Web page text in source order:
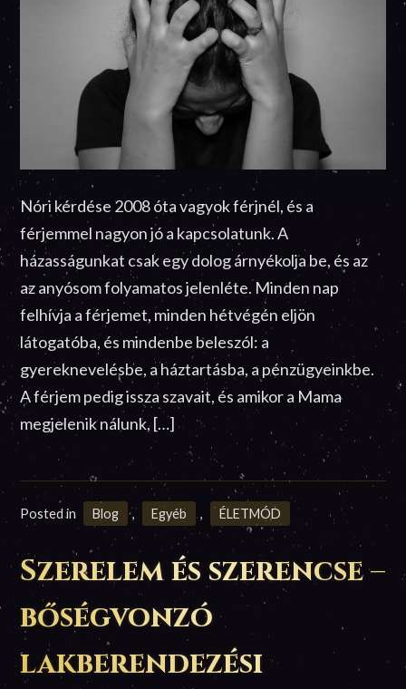
Nóri kérdése 2008 óta vagyok férjnél, és a
férjemmel nagyon jó a kapcsolatunk. A
házasságunkat csak egy dolog árnyékolja be, és az
az anyósom folyamatos jelenléte. Minden nap
felhívja a férjemet, minden hétvégén eljön
látogatóba, és mindenbe beleszól: a
gyereknevelésbe, a háztartásba, a pénzügyeinkbe.
A férjem pedig issza szavait, és amikor a Mama
megjelenik nálunk, […]
Posted in Blog , Egyéb , ÉLETMÓD
Szerelem és szerencse –
bőségvonzó
lakberendezési